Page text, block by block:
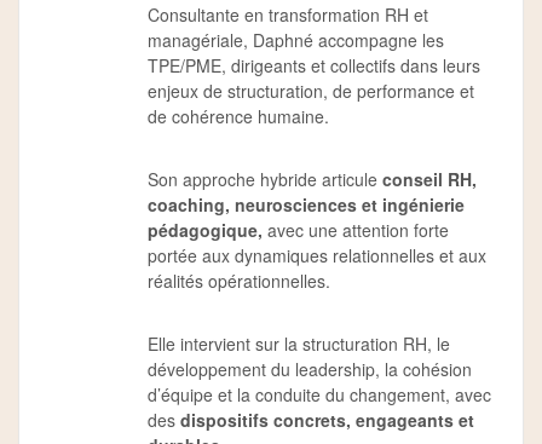
Consultante en transformation RH et
managériale, Daphné accompagne les
TPE/PME, dirigeants et collectifs dans leurs
enjeux de structuration, de performance et
de cohérence humaine.
Son approche hybride articule conseil RH,
coaching, neurosciences et ingénierie
pédagogique, avec une attention forte
portée aux dynamiques relationnelles et aux
réalités opérationnelles.
Elle intervient sur la structuration RH, le
développement du leadership, la cohésion
d’équipe et la conduite du changement, avec
des dispositifs concrets, engageants et